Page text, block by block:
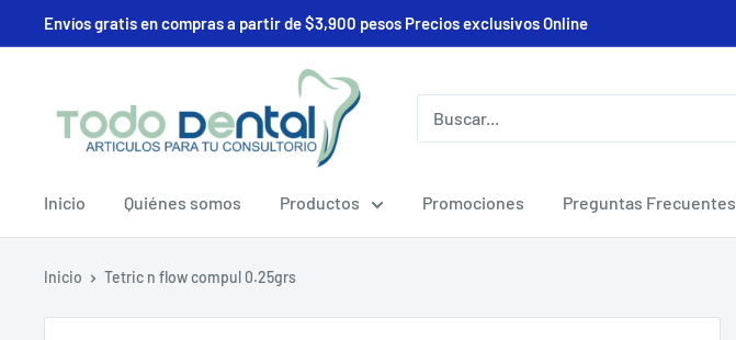
directamente
contenido
Envíos gratis en compras a partir de $3,900 pesos Precios exclusivos Online
Todo
Dental
Inicio Quiénes somos Productos Promociones Preguntas Frecuentes
Inicio Tetric n flow compul 0.25grs